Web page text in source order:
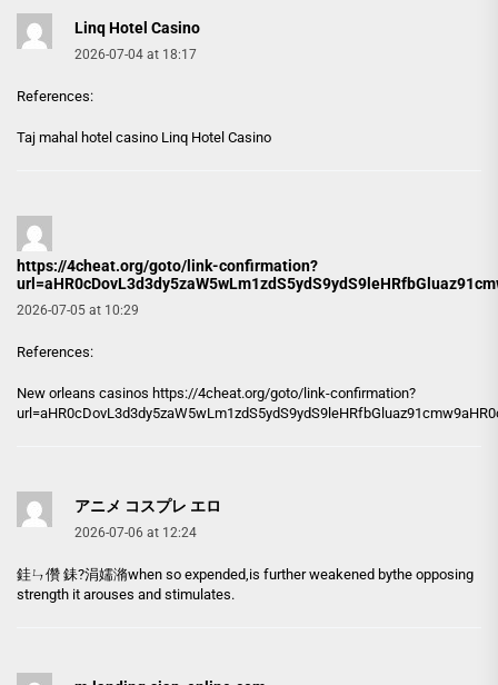
Linq Hotel Casino
2026-07-04 at 18:17
References:
Taj mahal hotel casino Linq Hotel Casino
https://4cheat.org/goto/link-confirmation?
2026-07-05 at 10:29
References:
New orleans casinos https://4cheat.org/goto/link-confirmation?
アニメ コスプレ エロ
2026-07-06 at 12:24
銈ㄣ儹 銇?涓嬬潃when so expended,is further weakened bythe opposing
strength it arouses and stimulates.